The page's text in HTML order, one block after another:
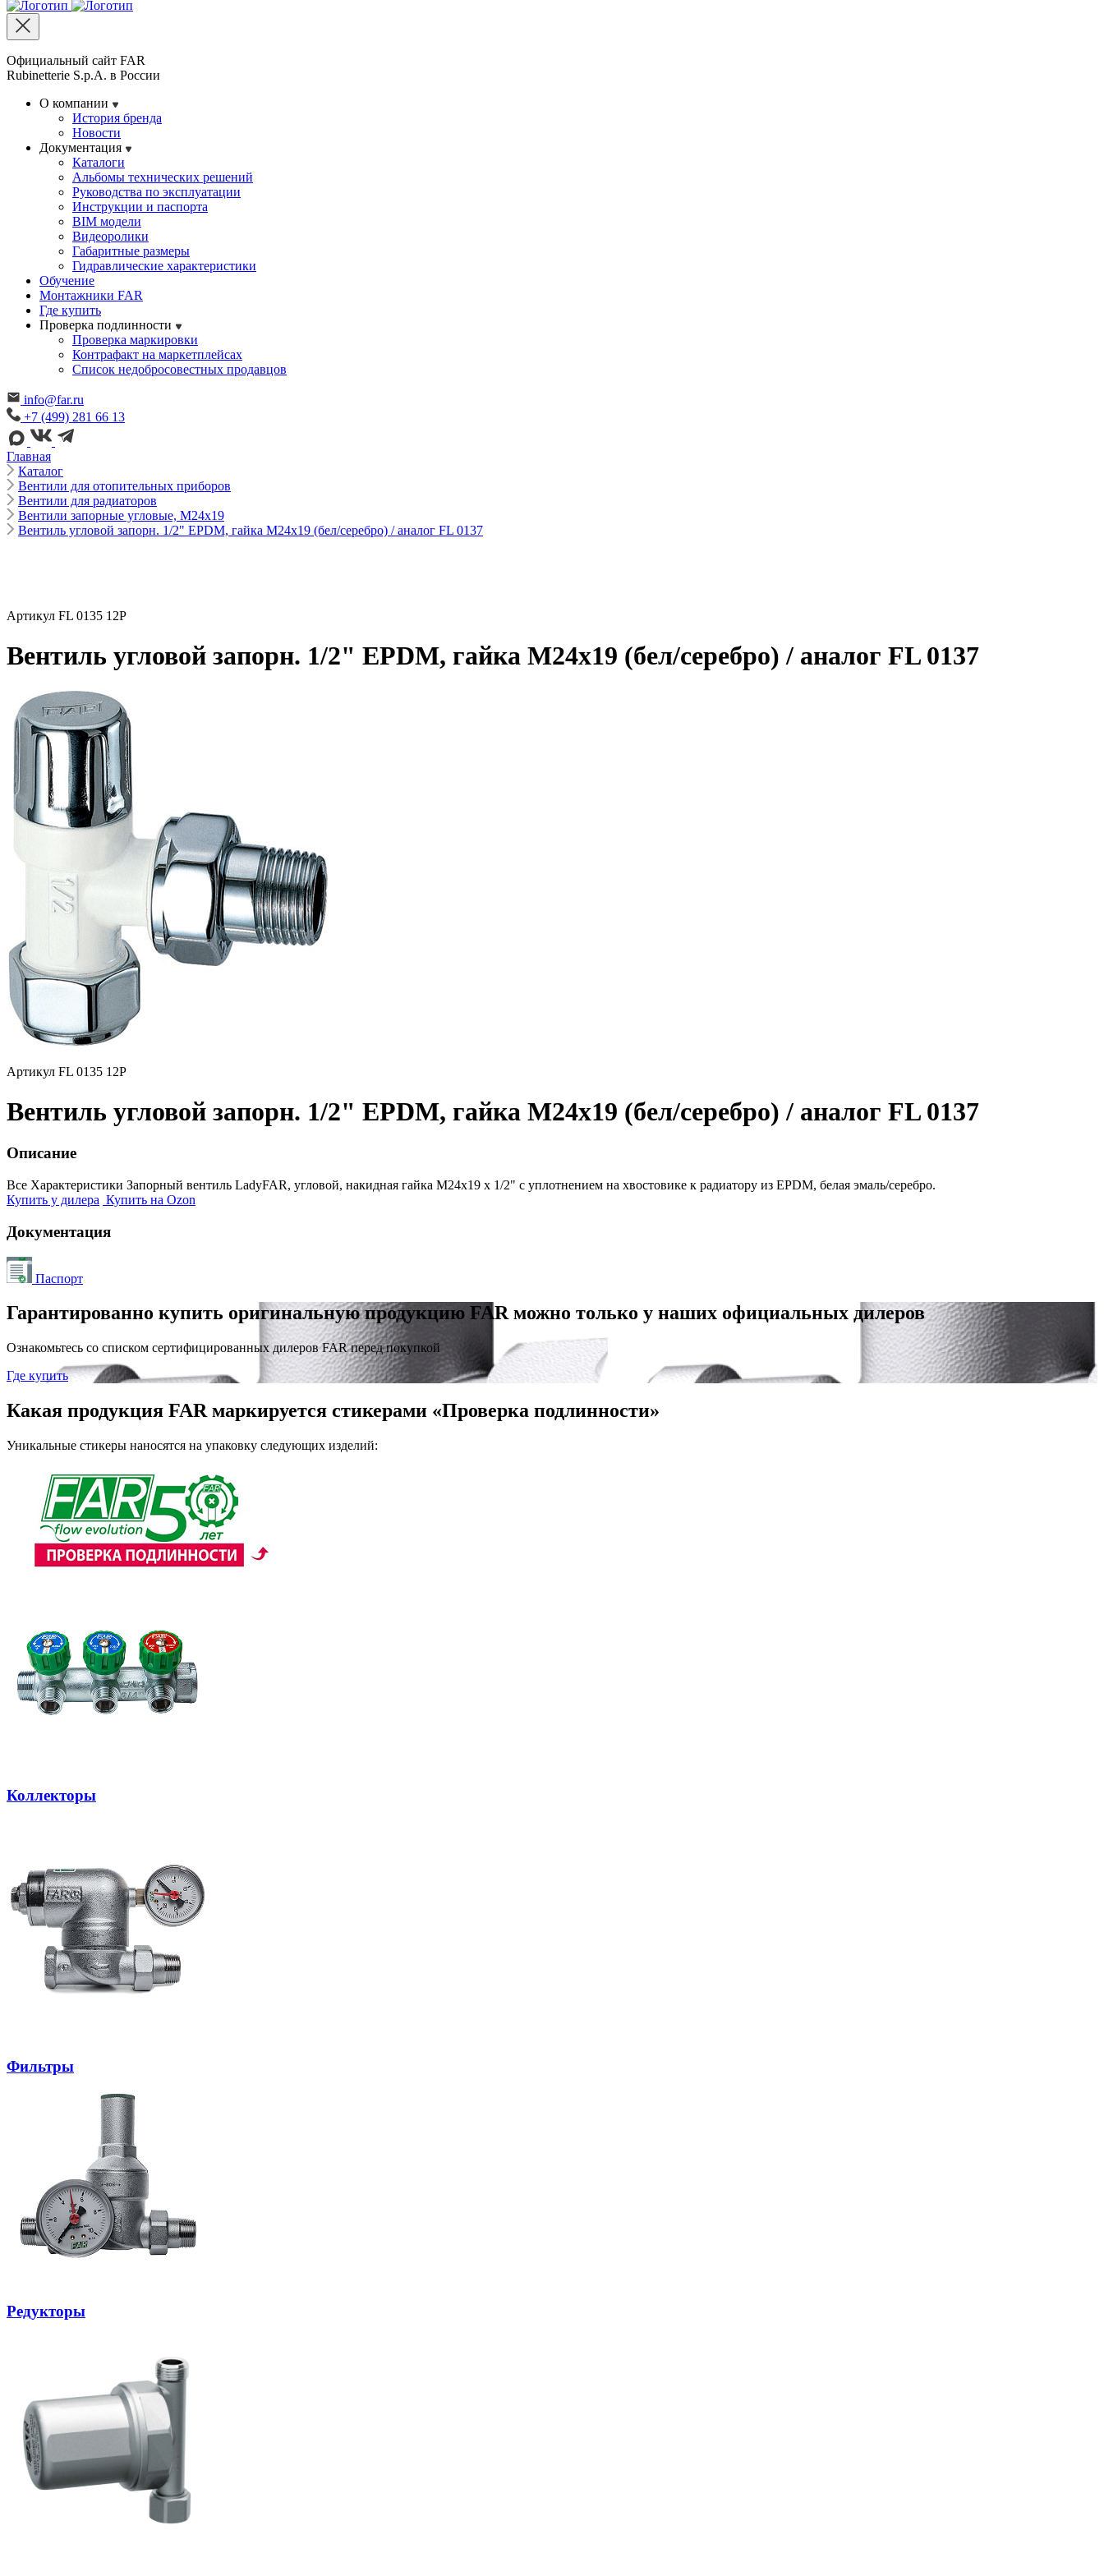
Официальный сайт FAR
Rubinetterie S.p.A. в России
О компании
История бренда
Новости
Документация
Каталоги
Альбомы технических решений
Руководства по эксплуатации
Инструкции и паспорта
BIM модели
Видеоролики
Габаритные размеры
Гидравлические характеристики
Обучение
Монтажники FAR
Где купить
Проверка подлинности
Проверка маркировки
Контрафакт на маркетплейсах
Cписок недобросовестных продавцов
info@far.ru
+7 (499) 281 66 13
Главная
Каталог
Вентили для отопительных приборов
Вентили для радиаторов
Вентили запорные угловые, М24х19
Вентиль угловой запорн. 1/2" EPDM, гайка М24х19 (бел/серебро) / аналог FL 0137
Артикул FL 0135 12P
Вентиль угловой запорн. 1/2" EPDM, гайка М24х19 (бел/серебро) / аналог FL 0137
Артикул FL 0135 12P
Вентиль угловой запорн. 1/2" EPDM, гайка М24х19 (бел/серебро) / аналог FL 0137
Описание
Все Характеристики Запорный вентиль LadyFAR, угловой, накидная гайка M24x19 х 1/2" с уплотнением на хвостовике к радиатору из EPDM, белая эмаль/серебро.
Купить у дилера Купить на Ozon
Документация
Паспорт
Гарантированно купить оригинальную продукцию FAR можно только у наших официальных дилеров
Ознакомьтесь со списком сертифицированных дилеров FAR перед покупкой
Где купить
Какая продукция FAR маркируется стикерами «Проверка подлинности»
Уникальные стикеры наносятся на упаковку следующих изделий:
Коллекторы
Фильтры
Редукторы